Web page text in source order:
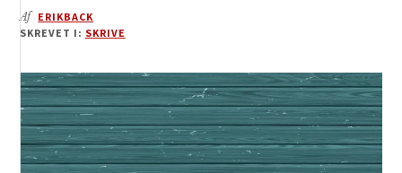
Af ERIKBACK
SKREVET I: SKRIVE